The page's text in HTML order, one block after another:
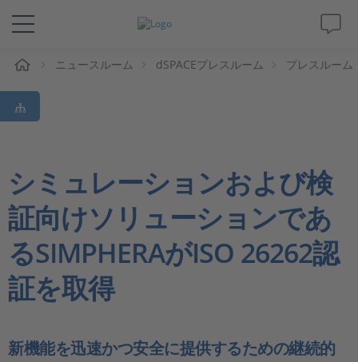
ソリューションと製品
サポート
Magazine
企業情報
採用情報
ニュースルーム dSPACEプレスルーム プレスルーム
シミュレーションおよび検
証向けソリューションであ
るSIMPHERAがISO 26262認
証を取得
新機能を迅速かつ安全に提供するための継続的